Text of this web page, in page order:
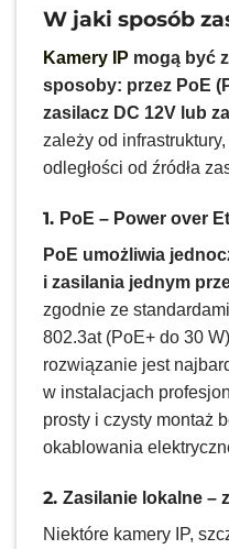
W jaki sposób
Kamery IP mogą być
sposoby: przez PoE
zasilacz DC 12V lub
zależy od
odległości od źródła
1. PoE – Power over
PoE umożliwia
i zasilania jednym
zgodnie ze
802.3at (PoE+ do 30
rozwiązanie jest
w instalacjach
prosty i czysty montaż
okablowania
2.Zasilanie lokalne –
Niektóre kamery IP,